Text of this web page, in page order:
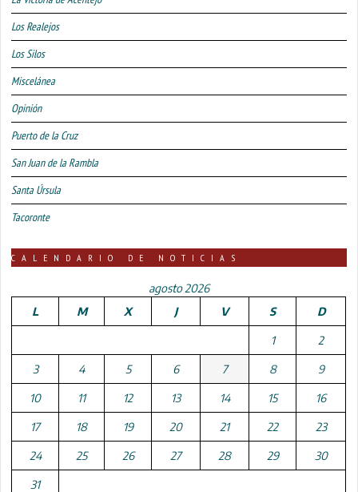
Los Realejos
Los Silos
Miscelánea
Opinión
Puerto de la Cruz
San Juan de la Rambla
Santa Úrsula
Tacoronte
CALENDARIO DE NOTICIAS
agosto 2026
L
M X J V S D
1 2
3 4 5 6 7 8 9
10 11 12 13 14 15 16
17 18 19 20 21 22 23
24 25 26 27 28 29 30
31